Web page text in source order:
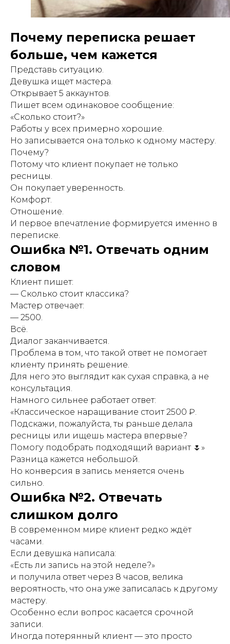
Почему переписка решает
больше, чем кажется
Представь ситуацию.
Девушка ищет мастера.
Открывает 5 аккаунтов.
Пишет всем одинаковое сообщение:
«Сколько стоит?»
Работы у всех примерно хорошие.
Но записывается она только к одному мастеру.
Почему?
Потому что клиент покупает не только
ресницы.
Он покупает уверенность.
Комфорт.
Отношение.
И первое впечатление формируется именно в
переписке.
Ошибка №1. Отвечать одним
словом
Клиент пишет:
— Сколько стоит классика?
Мастер отвечает:
— 2500.
Всё.
Диалог заканчивается.
Проблема в том, что такой ответ не помогает
клиенту принять решение.
Для него это выглядит как сухая справка, а не
консультация.
Намного сильнее работает ответ:
«Классическое наращивание стоит 2500 ₽.
Подскажи, пожалуйста, ты раньше делала
ресницы или ищешь мастера впервые?
Помогу подобрать подходящий вариант 🌷»
Разница кажется небольшой.
Но конверсия в запись меняется очень
сильно.
Ошибка №2. Отвечать
слишком долго
В современном мире клиент редко ждёт
часами.
Если девушка написала:
«Есть ли запись на этой неделе?»
и получила ответ через 8 часов, велика
вероятность, что она уже записалась к другому
мастеру.
Особенно если вопрос касается срочной
записи.
Иногда потерянный клиент — это просто